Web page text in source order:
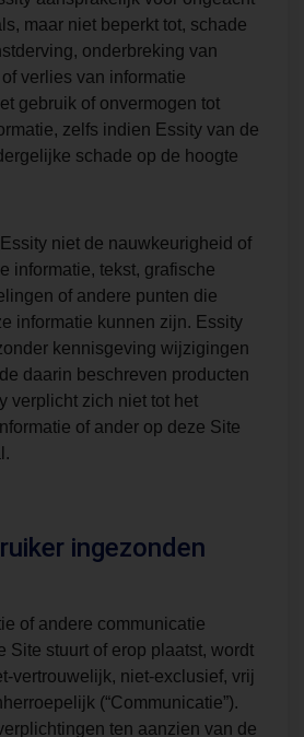
maar niet beperkt tot, schade
onderbreking van
verlies van informatie
gebruik of onvermogen tot
zelfs indien Essity van de
schade op de hoogte
niet de nauwkeurigheid of
informatie, tekst, grafische
of andere punten die
informatie kunnen zijn. Essity
kennisgeving wijzigingen
daarin beschreven producten
verplicht zich niet tot het
of ander op deze Site
ingezonden
of andere communicatie
Site stuurt of erop plaatst, wordt
vertrouwelijk, niet-exclusief, vrij
(“Communicatie”).
ten aanzien van de